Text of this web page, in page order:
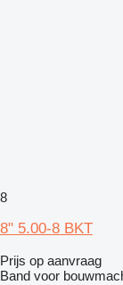
8
8" 5.00-8 BKT
Prijs op aanvraag
Band voor